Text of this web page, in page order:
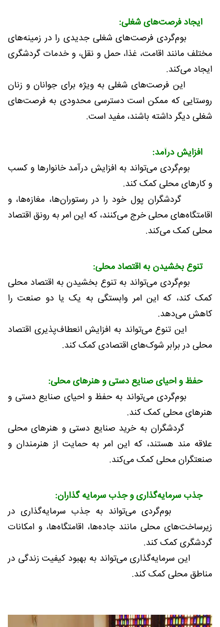
ایجاد فرصت‌های شغلی:
بوم‌گردی فرصت‌های شغلی جدیدی را در زمینه‌های
مختلف مانند اقامت، غذا، حمل و نقل، و خدمات گردشگری
ایجاد می‌کند.
این فرصت‌های شغلی به ویژه برای جوانان و زنان
روستایی که ممکن است دسترسی محدودی به فرصت‌های
شغلی دیگر داشته باشند، مفید است.
افزایش درآمد:
بوم‌گردی می‌تواند به افزایش درآمد خانوارها و کسب
و کارهای محلی کمک کند.
گردشگران پول خود را در رستوران‌ها، مغازه‌ها، و
اقامتگاه‌های محلی خرج می‌کنند، که این امر به رونق اقتصاد
محلی کمک می‌کند.
تنوع بخشیدن به اقتصاد محلی:
بوم‌گردی می‌تواند به تنوع بخشیدن به اقتصاد محلی
کمک کند، که این امر وابستگی به یک یا دو صنعت را
کاهش می‌دهد.
این تنوع می‌تواند به افزایش انعطاف‌پذیری اقتصاد
محلی در برابر شوک‌های اقتصادی کمک کند.
حفظ و احیای صنایع دستی و هنرهای محلی:
بوم‌گردی می‌تواند به حفظ و احیای صنایع دستی و
هنرهای محلی کمک کند.
گردشگران به خرید صنایع دستی و هنرهای محلی
علاقه مند هستند، که این امر به حمایت از هنرمندان و
صنعتگران محلی کمک می‌کند.
جذب سرمایه‌گذاری و جذب سرمایه گذاران:
بوم‌گردی می‌تواند به جذب سرمایه‌گذاری در
زیرساخت‌های محلی مانند جاده‌ها، اقامتگاه‌ها، و امکانات
گردشگری کمک کند.
این سرمایه‌گذاری می‌تواند به بهبود کیفیت زندگی در
مناطق محلی کمک کند.